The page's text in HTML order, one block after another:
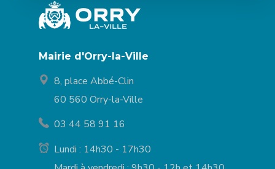
Mairie d'Orry-la-Ville
8, place Abbé-Clin
60 560 Orry-la-Ville
03 44 58 91 16
Lundi : 14h30 - 17h30